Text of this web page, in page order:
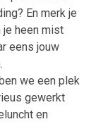
En merk je
je heen mist
eens jouw
we een plek
gewerkt
en